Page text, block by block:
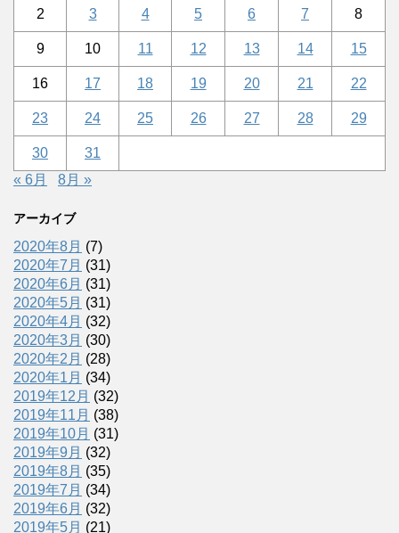
2 3 4 5 6 7 8
9 10 11 12 13 14 15
16 17 18 19 20 21 22
23 24 25 26 27 28 29
30
31
« 6月
8月 »
アーカイブ
2020年8月 (7)
2020年7月 (31)
2020年6月 (31)
2020年5月 (31)
2020年4月 (32)
2020年3月 (30)
2020年2月 (28)
2020年1月 (34)
2019年12月 (32)
2019年11月 (38)
2019年10月 (31)
2019年9月 (32)
2019年8月 (35)
2019年7月 (34)
2019年6月 (32)
2019年5月 (21)